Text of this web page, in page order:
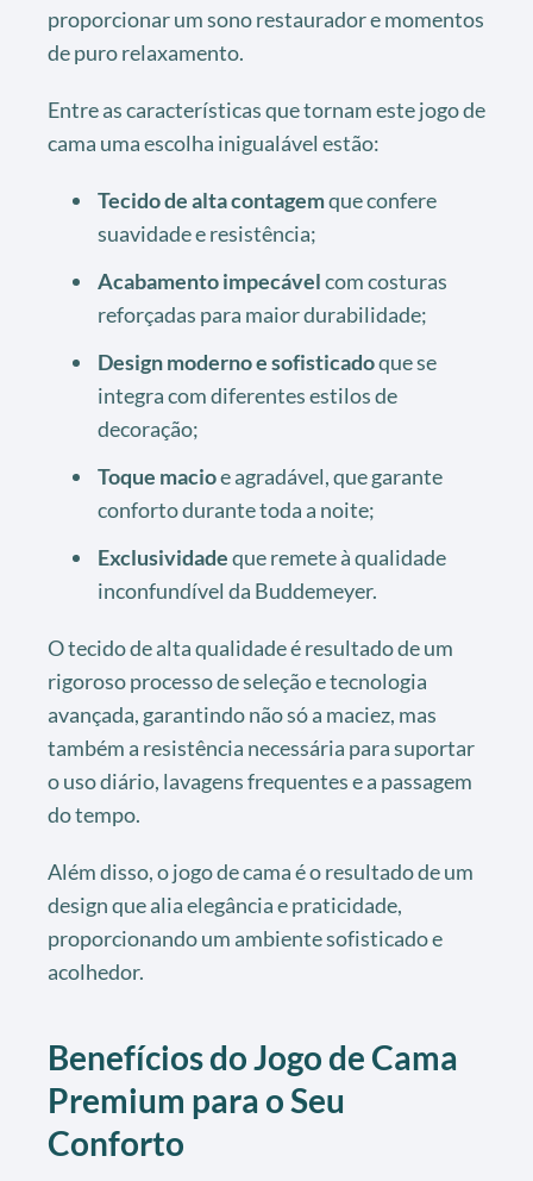
proporcionar um sono restaurador e momentos
de puro relaxamento.
Entre as características que tornam este jogo de
cama uma escolha inigualável estão:
Tecido de alta contagemque confere
suavidade e resistência;
Acabamento impecávelcom costuras
reforçadas para maior durabilidade;
Design moderno e sofisticadoque se
integra com diferentes estilos de
decoração;
Toque macioe agradável, que garante
conforto durante toda a noite;
Exclusividadeque remete à qualidade
inconfundível da Buddemeyer.
O tecido de alta qualidade é resultado de um
rigoroso processo de seleção e tecnologia
avançada, garantindo não só a maciez, mas
também a resistência necessária para suportar
o uso diário, lavagens frequentes e a passagem
do tempo.
Além disso, o jogo de cama é o resultado de um
design que alia elegância e praticidade,
proporcionando um ambiente sofisticado e
acolhedor.
Benefícios do Jogo de Cama
Premium para o Seu
Conforto